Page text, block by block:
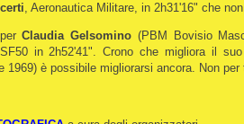
, Aeronautica Militare, in 2h31'16" che
perClaudia Gelsomino (PBM Bovisio
in 2h52'41". Crono che migliora il
1969) è possibile migliorarsi ancora. Non